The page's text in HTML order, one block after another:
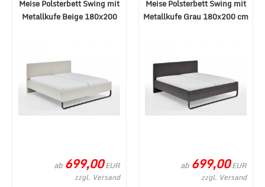
Meise Polsterbett Swing mit
Metallkufe Beige 180x200
ab 699,00EUR
zzgl. Versand
Meise Polsterbett Swing mit
Metallkufe Grau 180x200 cm
ab 699,00EUR
zzgl. Versand